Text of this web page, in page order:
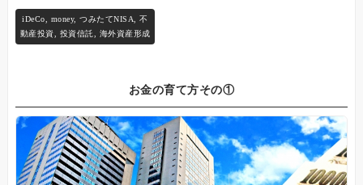
iDeCo, money,つみたてNISA,不
動産投資, 投資信託, 海外資産形成
お金の育て方その①